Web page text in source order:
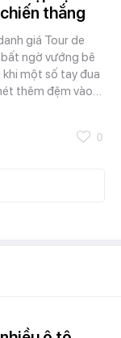
thắng
giá Tour de
ngờ vướng bê
một số tay đua
thêm đệm vào…
0